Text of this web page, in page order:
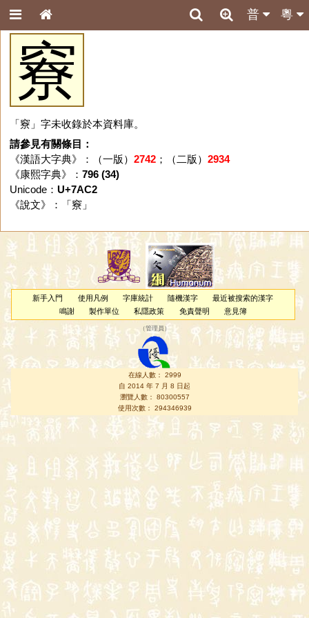
粵
普
竂
「竂」字未收錄於本資料庫。
請參見有關條目：
《漢語大字典》：（一版） 2742；（二版） 2934
《康熙字典》： 796 (34)
Unicode： U+7AC2
《說文》：「 竂 」
新手入門 使用凡例 字庫統計 隨機漢字
最近被搜索的漢字
鳴謝
製作單位 私隱政策 免責聲明 意見簿
（管理員 ）
在線人數： 2999
自 2014 年 7 月 8 日起
瀏覽人數： 80300557
使用次數： 294346939